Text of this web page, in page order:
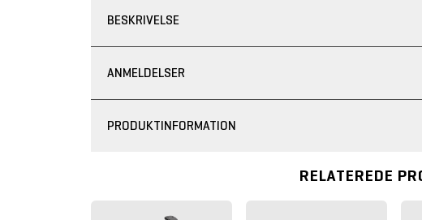
BESKRIVELSE
ANMELDELSER
PRODUKTINFORMATION
RELATEREDE